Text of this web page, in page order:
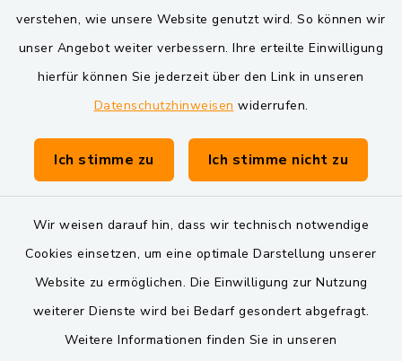
verstehen, wie unsere Website genutzt wird. So können wir
unser Angebot weiter verbessern. Ihre erteilte Einwilligung
hierfür können Sie jederzeit über den Link in unseren
Datenschutzhinweisen widerrufen.
Ich stimme zu Ich stimme nicht zu
Wir weisen darauf hin, dass wir technisch notwendige
Cookies einsetzen, um eine optimale Darstellung unserer
Website zu ermöglichen. Die Einwilligung zur Nutzung
weiterer Dienste wird bei Bedarf gesondert abgefragt.
Weitere Informationen finden Sie in unseren
VG und Gemeinden
Gemeinde Schwarzach bei Nabburg
Verwaltungsgemeinschaft Schwarzenfeld
Kontakt
Barrierefreiheit